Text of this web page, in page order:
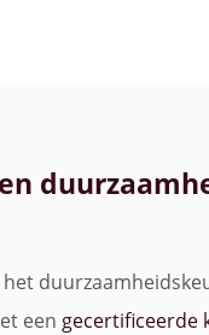
een gecertificeerde